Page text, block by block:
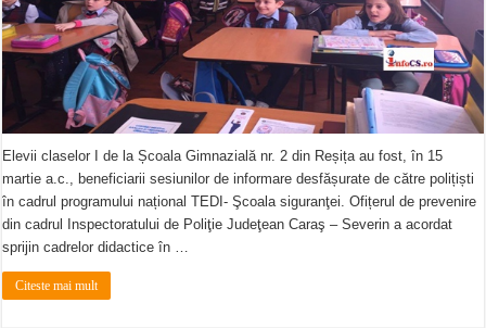
Elevii claselor I de la Școala Gimnazială nr. 2 din Reșița au fost, în 15
martie a.c., beneficiarii sesiunilor de informare desfășurate de către polițiști
în cadrul programului național TEDI- Şcoala siguranţei. Ofițerul de prevenire
din cadrul Inspectoratului de Poliţie Judeţean Caraş – Severin a acordat
sprijin cadrelor didactice în …
Citeste mai mult